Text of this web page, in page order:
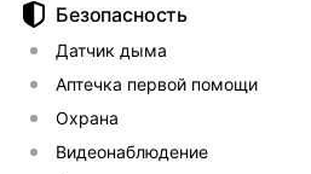
Безопасность
Датчик дыма
Аптечка первой помощи
Охрана
Видеонаблюдение